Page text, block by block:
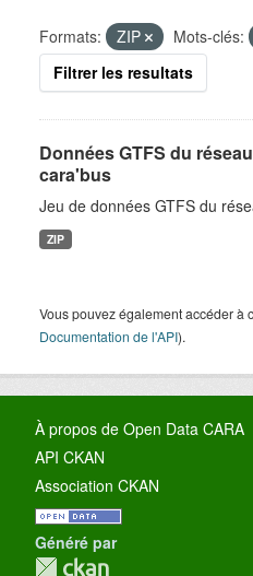
Formats: ZIP Mots-clés:
Filtrer les resultats
Données GTFS du
cara'bus
Jeu de données GTFS du
ZIP
Vous pouvez également accéder à
Documentation de l'API).
À propos de Open Data CARA
API CKAN
Association CKAN
Généré par